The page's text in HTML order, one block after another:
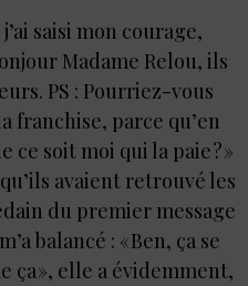
saisi mon courage,
Madame Relou, ils
PS : Pourriez-vous
franchise, parce qu’en
ce soit moi qui la paie ? »
avaient retrouvé les
du premier message
balancé : « Ben, ça se
ça », elle a évidemment,